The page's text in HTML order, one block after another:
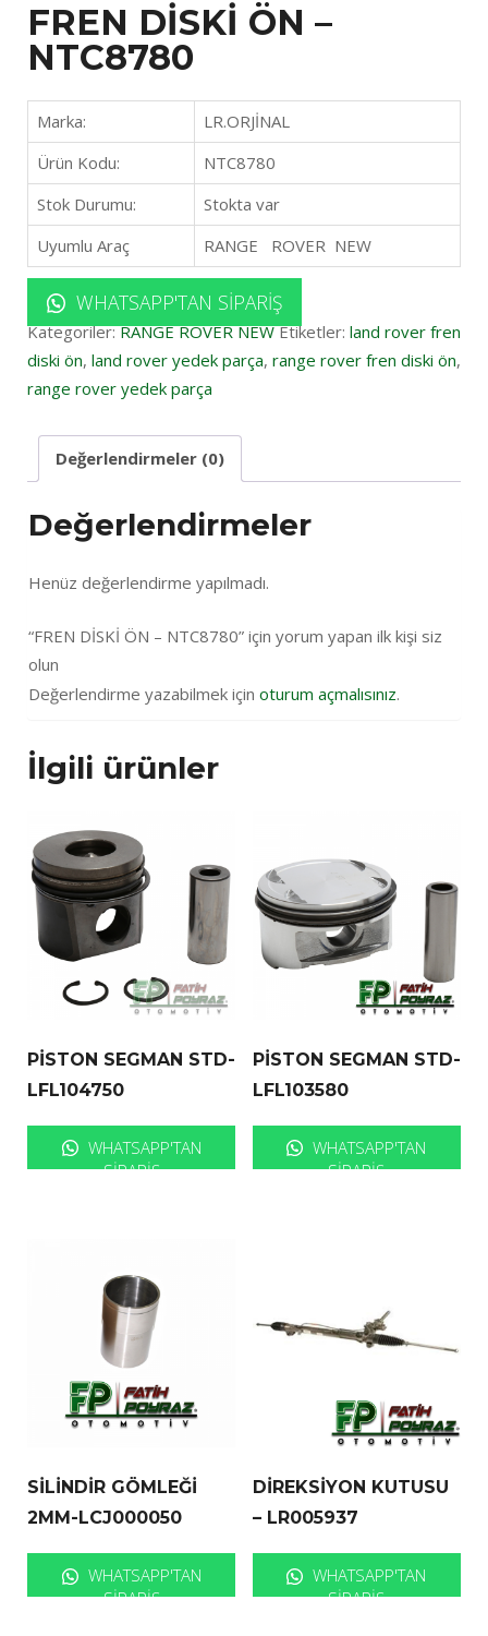
FREN DİSKİ ÖN –
NTC8780
Marka:
LR.ORJİNAL
Ürün Kodu:
NTC8780
Stok Durumu:
Stokta var
Uyumlu Araç
RANGE ROVER NEW
WHATSAPP'TAN SIPARIŞ
Kategoriler:RANGE ROVER NEW Etiketler: land rover fren
diski ön, land rover yedek parça, range rover fren diski ön,
range rover yedek parça
Değerlendirmeler (0)
Değerlendirmeler
Henüz değerlendirme yapılmadı.
“FREN DİSKİ ÖN – NTC8780” için yorum yapan ilk kişi siz
olun
Değerlendirme yazabilmek için oturum açmalısınız.
İlgili ürünler
PİSTON SEGMAN STD-
LFL104750
WHATSAPP'TAN
SIPARIŞ
PİSTON SEGMAN STD-
LFL103580
WHATSAPP'TAN
SIPARIŞ
SİLİNDİR GÖMLEĞİ
2MM-LCJ000050
WHATSAPP'TAN
SIPARIŞ
DİREKSİYON KUTUSU
– LR005937
WHATSAPP'TAN
SIPARIŞ